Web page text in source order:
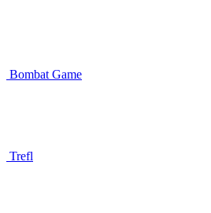
Bombat Game
Trefl